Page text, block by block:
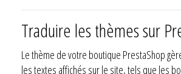
Traduire les thèmes sur
Le thème de votre boutique PrestaShop
les textes affichés sur le site, tels que les